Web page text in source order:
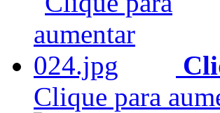
Clique para